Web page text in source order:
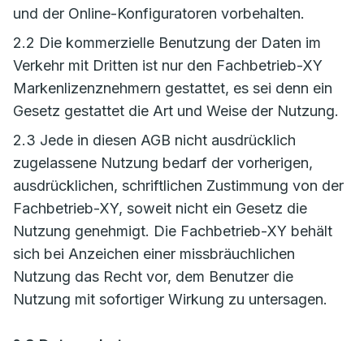
und der Online-Konfiguratoren vorbehalten.
2.2 Die kommerzielle Benutzung der Daten im
Verkehr mit Dritten ist nur den Fachbetrieb-XY
Markenlizenznehmern gestattet, es sei denn ein
Gesetz gestattet die Art und Weise der Nutzung.
2.3 Jede in diesen AGB nicht ausdrücklich
zugelassene Nutzung bedarf der vorherigen,
ausdrücklichen, schriftlichen Zustimmung von der
Fachbetrieb-XY, soweit nicht ein Gesetz die
Nutzung genehmigt. Die Fachbetrieb-XY behält
sich bei Anzeichen einer missbräuchlichen
Nutzung das Recht vor, dem Benutzer die
Nutzung mit sofortiger Wirkung zu untersagen.